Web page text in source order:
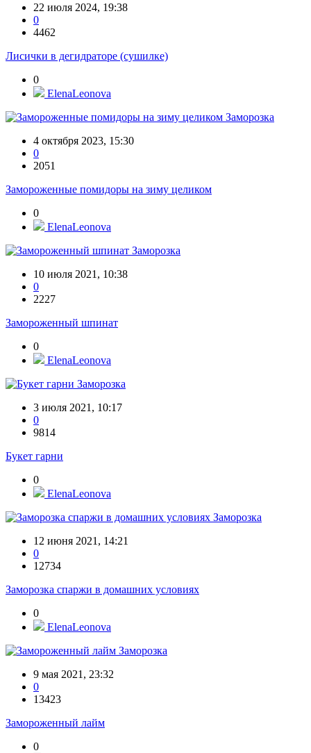
22 июля 2024, 19:38
0
4462
Лисички в дегидраторе (сушилке)
0
ElenaLeonova
Заморозка
4 октября 2023, 15:30
0
2051
Замороженные помидоры на зиму целиком
0
ElenaLeonova
Заморозка
10 июля 2021, 10:38
0
2227
Замороженный шпинат
0
ElenaLeonova
Заморозка
3 июля 2021, 10:17
0
9814
Букет гарни
0
ElenaLeonova
Заморозка
12 июня 2021, 14:21
0
12734
Заморозка спаржи в домашних условиях
0
ElenaLeonova
Заморозка
9 мая 2021, 23:32
0
13423
Замороженный лайм
0